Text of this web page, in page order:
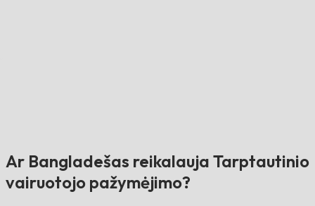
Ar Bangladešas reikalauja Tarptautinio
vairuotojo pažymėjimo?